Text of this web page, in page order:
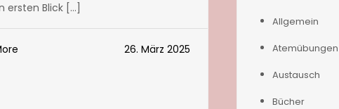
ersten Blick […]
26. März 2025
Allgemein
Atemübungen
Austausch
Bücher